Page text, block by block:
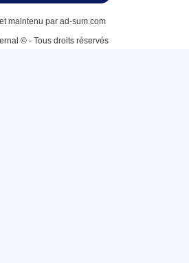
maintenu par ad-sum.com
© - Tous droits réservés